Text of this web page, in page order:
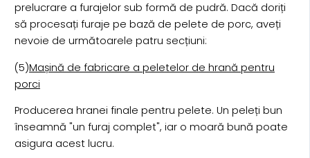
prelucrare a furajelor sub formă de pudră. Dacă doriți
să procesați furaje pe bază de pelete de porc, aveți
nevoie de următoarele patru secțiuni:
(5)Mașină de fabricare a peletelor de hrană pentru
porci
Producerea hranei finale pentru pelete. Un peleți bun
înseamnă "un furaj complet", iar o moară bună poate
asigura acest lucru.